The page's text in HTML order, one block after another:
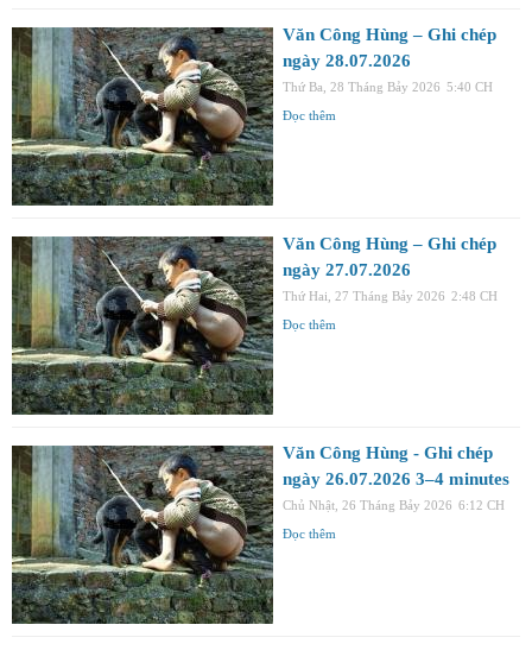
Văn Công Hùng – Ghi chép
ngày 28.07.2026
Thứ Ba, 28 Tháng Bảy 2026 5:40 CH
Đọc thêm
Văn Công Hùng – Ghi chép
ngày 27.07.2026
Thứ Hai, 27 Tháng Bảy 2026 2:48 CH
Đọc thêm
Văn Công Hùng - Ghi chép
ngày 26.07.2026 3–4 minutes
Chủ Nhật, 26 Tháng Bảy 2026 6:12 CH
Đọc thêm